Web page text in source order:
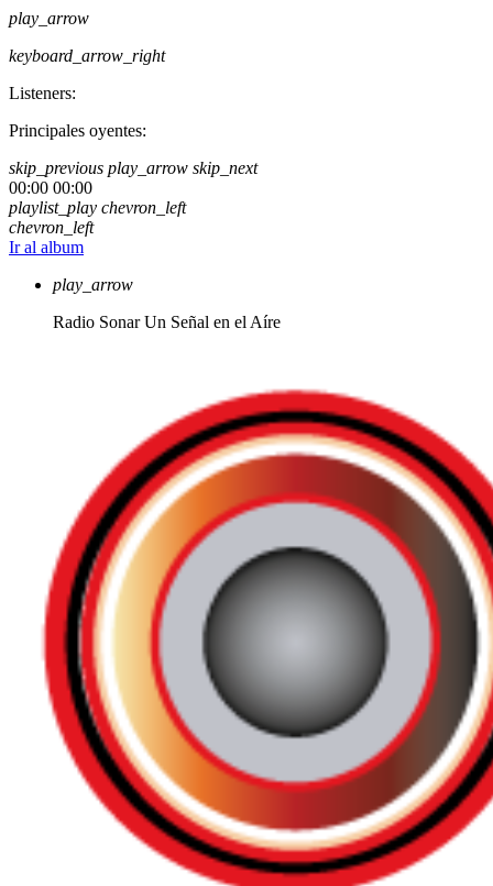
play_arrow
keyboard_arrow_right
Listeners:
Principales oyentes:
skip_previous play_arrow skip_next
00:00 00:00
playlist_play chevron_left
chevron_left
Ir al album
play_arrow
Radio Sonar Un Señal en el Aíre